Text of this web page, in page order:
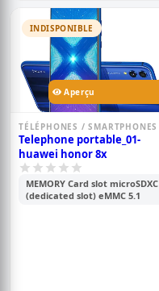
INDISPONIBLE
Aperçu
TÉLÉPHONES / SMARTPHONES
Telephone portable_01-
huawei honor 8x
MEMORY Card slot microSDXC
(dedicated slot) eMMC 5.1